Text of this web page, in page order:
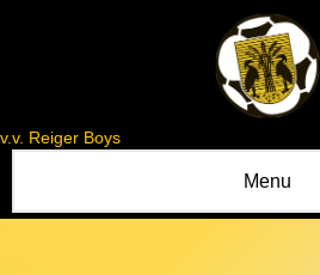
v.v. Reiger Boys
Menu